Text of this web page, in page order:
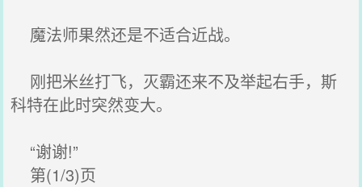
魔法师果然还是不适合近战。
刚把米丝打飞，灭霸还来不及举起右手，斯
科特在此时突然变大。
“谢谢!”
第(1/3)页